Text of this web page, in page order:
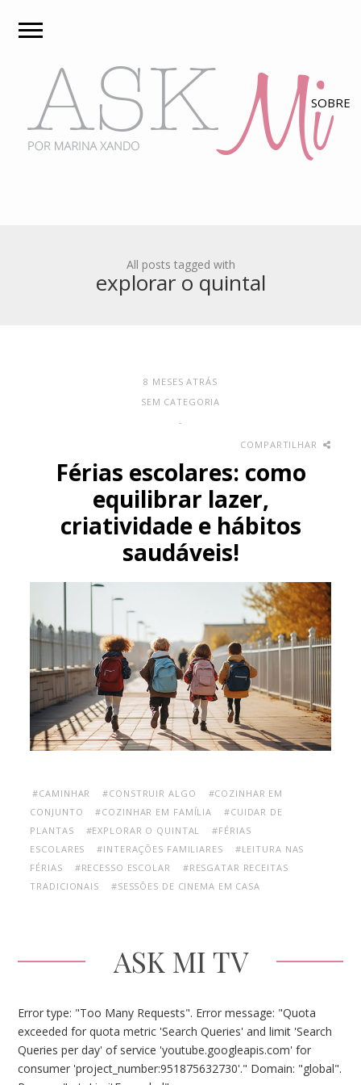
All posts tagged with
explorar o quintal
8 MESES ATRÁS
SEM CATEGORIA
-
COMPARTILHAR
Férias escolares: como
equilibrar lazer,
criatividade e hábitos
saudáveis!
#CAMINHAR #CONSTRUIR ALGO
#COZINHAR EM
CONJUNTO
#COZINHAR EM FAMÍLIA
#CUIDAR DE
PLANTAS
#EXPLORAR O QUINTAL
#FÉRIAS
ESCOLARES
#INTERAÇÕES FAMILIARES
#LEITURA NAS
FÉRIAS
#RECESSO ESCOLAR
#RESGATAR RECEITAS
TRADICIONAIS
#SESSÕES DE CINEMA EM CASA
ASK MI TV
Error type: "Too Many Requests". Error message: "Quota
exceeded for quota metric 'Search Queries' and limit 'Search
Queries per day' of service 'youtube.googleapis.com' for
consumer 'project_number:951875632730'." Domain: "global".